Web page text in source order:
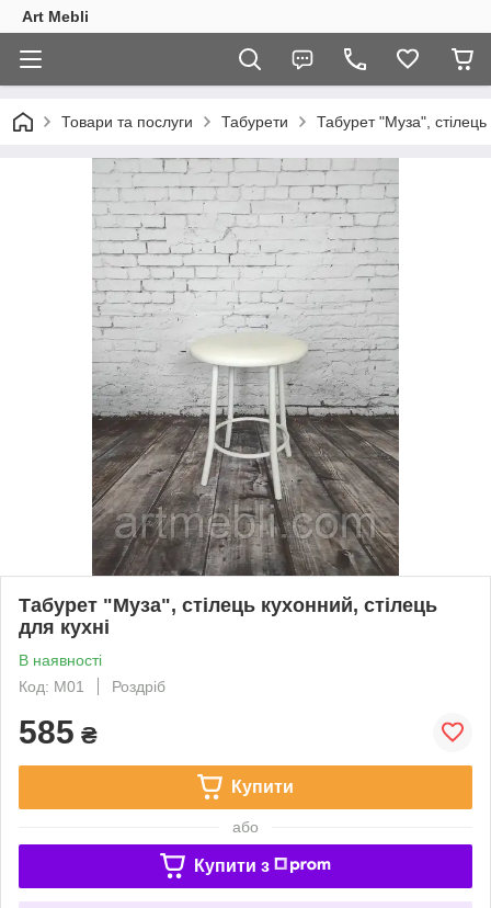
Art Mebli
Товари та послуги Табурети Табурет "Муза", стілець
Табурет "Муза", стілець кухонний, стілець
для кухні
В наявності
Код: М01
Роздріб
585 ₴
Купити
або
Купити з